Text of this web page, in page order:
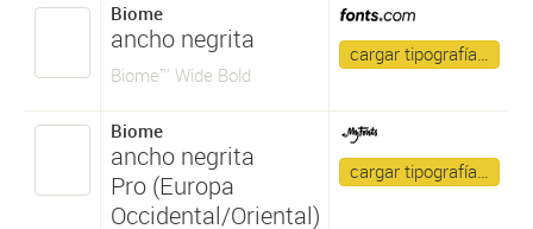
Biome
ancho negrita
Biome™ Wide Bold
cargar tipografía…
Biome
ancho negrita
Pro (Europa
Occidental/Oriental)
cargar tipografía…